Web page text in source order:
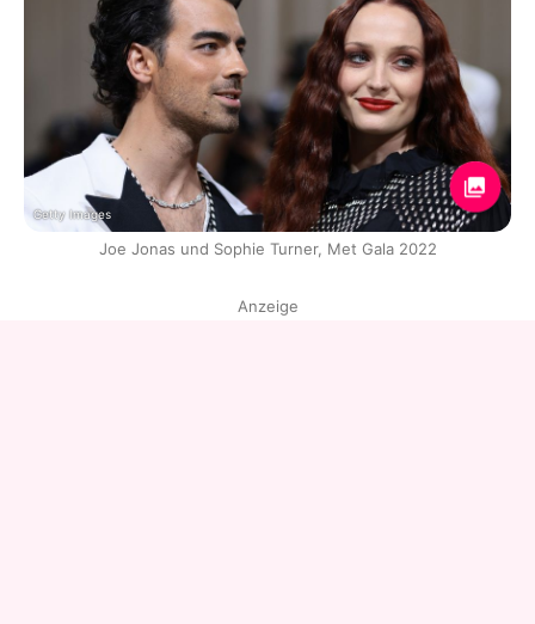
Getty Images
Joe Jonas und Sophie Turner, Met Gala 2022
Anzeige